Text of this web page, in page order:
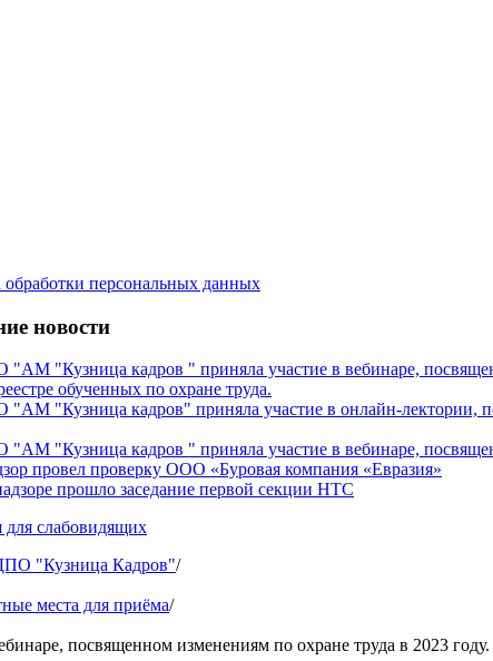
персональных данных
новости
"Кузница кадров " приняла участие в вебинаре,
обученных по охране труда.
"Кузница кадров" приняла участие в онлайн-лектории,
"Кузница кадров " приняла участие в вебинаре,
провел проверку ООО «Буровая компания «Евразия»
прошло заседание первой секции НТС
для слабовидящих
"Кузница Кадров"/
места для приёма/
посвященном изменениям по охране труда в 2023 году.